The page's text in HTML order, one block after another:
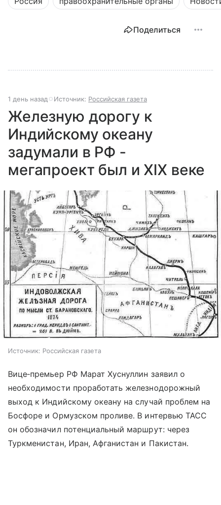
пользователя интернета и телефона.
Поделиться
1 день назад Источник: Российская газета
Железную дорогу к
Индийскому океану
задумали в РФ -
мегапроект был и XIX веке
Источник: Российская газета
Вице‑премьер РФ Марат Хуснуллин заявил о
необходимости проработать железнодорожный
выход к Индийскому океану на случай проблем на
Босфоре и Ормузском проливе. В интервью ТАСС
он обозначил потенциальный маршрут: через
Туркменистан, Иран, Афганистан и Пакистан.